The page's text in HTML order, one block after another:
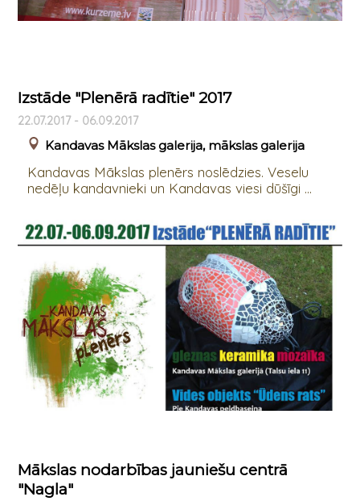
Izstāde "Plenērā radītie" 2017
22.07.2017 - 06.09.2017
Kandavas Mākslas galerija, mākslas galerija
Kandavas Mākslas plenērs noslēdzies. Veselu
nedēļu kandavnieki un Kandavas viesi dūšīgi ...
Mākslas nodarbības jauniešu centrā
"Nagla"